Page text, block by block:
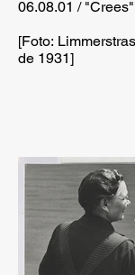
06.08.01 / "Crees"
[Foto:
de 1931]